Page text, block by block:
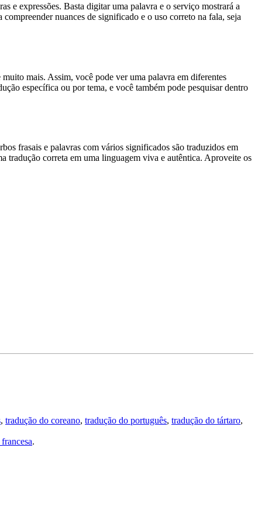
e expressões. Basta digitar uma palavra e o serviço mostrará a
nuances de significado e o uso correto na fala, seja
mais. Assim, você pode ver uma palavra em diferentes
específica ou por tema, e você também pode pesquisar dentro
frasais e palavras com vários significados são traduzidos em
tradução correta em uma linguagem viva e autêntica. Aproveite os
, tradução do coreano, tradução do português, tradução do tártaro,
.